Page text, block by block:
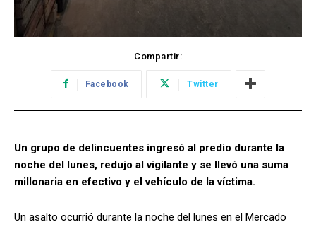
Compartir:
Facebook Twitter
Un grupo de delincuentes ingresó al predio durante la
noche del lunes, redujo al vigilante y se llevó una suma
millonaria en efectivo y el vehículo de la víctima.
Un asalto ocurrió durante la noche del lunes en el Mercado